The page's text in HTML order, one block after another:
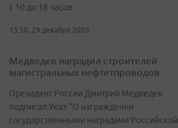
с 10 до 18 часов
13:50, 29 декабря 2009
Медведев наградил строителей
магистральных нефтетпроводов
Президент России Дмитрий Медведев
подписал Указ "О награждении
государственными наградами Российской